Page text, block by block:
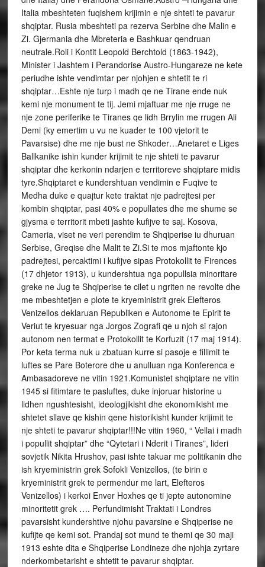
Italia mbeshteten fuqishem krijimin e nje shteti te pavarur
shqiptar. Rusia mbeshteti pa rezerva Serbine dhe Malin e
Zi. Gjermania dhe Mbreteria e Bashkuar qendruan
neutrale.Roli i Kontit Leopold Berchtold (1863-1942),
Minister i Jashtem i Perandorise Austro-Hungareze ne kete
periudhe ishte vendimtar per njohjen e shtetit te ri
shqiptar…Eshte nje turp i madh qe ne Tirane ende nuk
kemi nje monument te tij. Jemi mjaftuar me nje rruge ne
nje zone periferike te Tiranes qe lidh Brrylin me rrugen Ali
Demi (ky emertim u vu ne kuader te 100 vjetorit te
Pavarsise) dhe me nje bust ne Shkoder…Anetaret e Liges
Ballkanike ishin kunder krijimit te nje shteti te pavarur
shqiptar dhe kerkonin ndarjen e territoreve shqiptare midis
tyre.Shqiptaret e kundershtuan vendimin e Fuqive te
Medha duke e quajtur kete traktat nje padrejtesi per
kombin shqiptar, pasi 40% e popullates dhe me shume se
gjysma e territorit mbeti jashte kufijve te saj. Kosova,
Cameria, viset ne veri perendim te Shqiperise iu dhuruan
Serbise, Greqise dhe Malit te Zi.Si te mos mjaftonte kjo
padrejtesi, percaktimi i kufijve sipas Protokollit te Firences
(17 dhjetor 1913), u kundershtua nga popullsia minoritare
greke ne Jug te Shqiperise te cilet u ngriten ne revolte dhe
me mbeshtetjen e plote te kryeministrit grek Elefteros
Venizellos deklaruan Republiken e Autonome te Epirit te
Veriut te kryesuar nga Jorgos Zografi qe u njoh si rajon
autonom nen termat e Protokollit te Korfuzit (17 maj 1914).
Por keta terma nuk u zbatuan kurre si pasoje e fillimit te
luftes se Pare Boterore dhe u anulluan nga Konferenca e
Ambasadoreve ne vitin 1921.Komunistet shqiptare ne vitin
1945 si fitimtare te pasluftes, duke injoruar historine u
lidhen ngushtesisht, ideologjikisht dhe ekonomikisht me
shtetet sllave qe kishin qene historikisht kunder krijimit te
nje shteti te pavarur shqiptar!!!Ne vitin 1960, “ Vellai i madh
i popullit shqiptar” dhe “Qytetari i Nderit i Tiranes”, lideri
sovjetik Nikita Hrushov, pasi ishte takuar me politikanin dhe
ish kryeministrin grek Sofokli Venizellos, (te birin e
kryeministrit grek te permendur me lart, Elefteros
Venizellos) i kerkoi Enver Hoxhes qe ti jepte autonomine
minoritetit grek …. Perfundimisht Traktati i Londres
pavarsisht kundershtive njohu pavarsine e Shqiperise ne
kufijte qe kemi sot. Prandaj sot mund te themi qe 30 maji
1913 eshte dita e Shqiperise Londineze dhe njohja zyrtare
nderkombetarisht e shtetit te pavarur shqiptar.